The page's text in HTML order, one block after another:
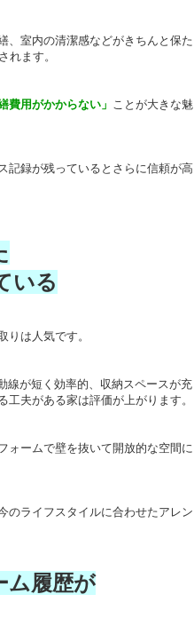
、室内の清潔感などがきちんと保た
れます。
費用がかからない」 ことが大きな魅
記録が残っているとさらに信頼が高
いる
りは人気です。
線が短く効率的、収納スペースが充
夫がある家は評価が上がります。
ォームで壁を抜いて開放的な空間に
のライフスタイルに合わせたアレン
ム履歴が